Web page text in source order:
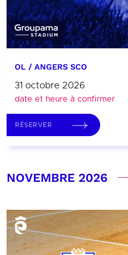
OL / ANGERS SCO
31 octobre 2026
date et heure à confirmer
RÉSERVER
NOVEMBRE 2026